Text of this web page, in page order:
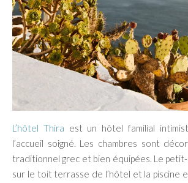
L’hôtel Thira est un hôtel familial
l’accueil soigné. Les chambres sont
traditionnel grec et bien équipées. Le
sur le toit terrasse de l’hôtel et la piscine